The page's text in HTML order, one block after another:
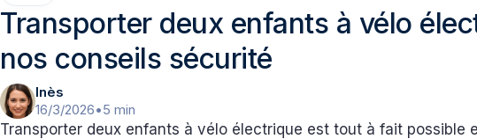
Transporter deux enfants à vélo
nos conseils sécurité
Inès
16/3/2026•5 min
Transporter deux enfants à vélo électrique est tout à fait possible